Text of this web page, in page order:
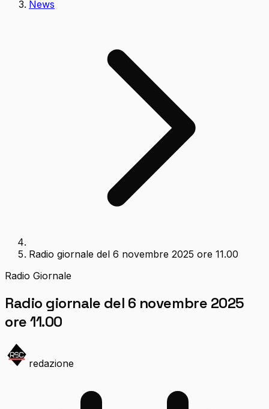
News
Radio giornale del 6 novembre 2025 ore 11.00
Radio Giornale
Radio giornale del 6 novembre 2025
ore 11.00
redazione